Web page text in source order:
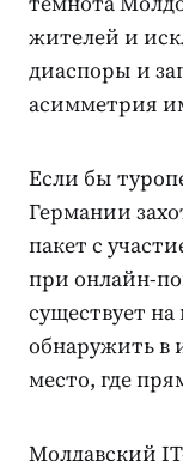
жителей и
диаспоры и
асимметрия
Если бы
Германии
пакет с
при онлайн-
существует
обнаружить в
место, где
Молдавский